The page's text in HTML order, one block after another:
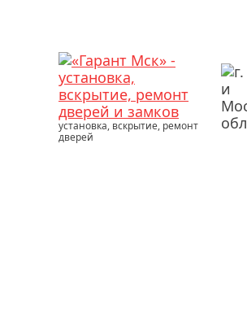
установка, вскрытие, ремонт
дверей